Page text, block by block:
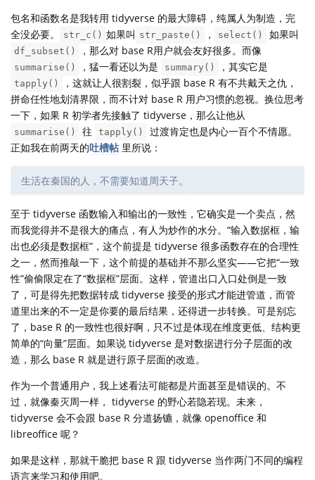
包名和函数名是我转用 tidyverse 的最大障碍，纯属人为制造，完
全没必要。
str_c() 如果叫 str_paste() ， select() 如果叫
df_subset() ，那么对 base R用户就会友好很多。而像
summarise() ，猛一看还以为是 summary() ，其实它是
tapply()
，这就让人很割裂，似乎跟 base R 有不共戴天之仇，
拼命任性地划清界限，而不计对 base R 用户习惯的忽视。换位思考
一下，如果 R 初学者先接触了 tidyverse，那么让他从
summarise() 往 tapply()
过渡肯定也是内心一百个不情愿。
正如我在前两天的吐槽帖里所说：
生活在秦国的人，不需要知道周天子。
至于 tidyverse 函数输入和输出的一致性，它确实是一个卖点，然
而我觉得并不是很大的痛点，有人为炒作的水分。“输入数据框，输
出也必须是数据框”，这个前提是 tidyverse 很多函数存在的合理性
之一，然而推敲一下，这个前提的基础并不那么坚实——它把“一致
性”偷偷限定在了“数据框”层面。这样，管道出口入口处倒是一致
了，可是得先把数据转成 tidyverse 接受的形式才能进管道，而管
道里出来的不一定是你要的最后结果，还得进一步转换。可是别忘
了，base R 的一致性也很好啊，只不过是体现在维度更低、结构更
简单的“向量”层面。如果说 tidyverse 是对数据进行分子层面的改
造，那么 base R 就是进行原子层面的改造。
作为一个普通用户，我上述看法可能都是片面甚至是错误的。不
过，就像秦灭周一样， tidyverse 的野心若隐若现。未来，
tidyverse 会不会跟 base R 分道扬镳，就像 openoffice 和
libreoffice 呢？
如果是这样，那就干脆把 base R 跟 tidyverse 当作两门不同的编程
语言来学习和使用吧。